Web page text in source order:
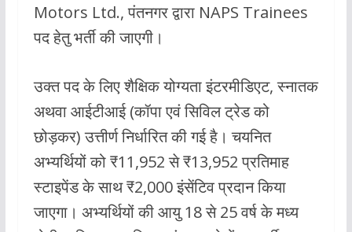
Motors Ltd., पंतनगर द्वारा NAPS Trainees
पद हेतु भर्ती की जाएगी।
उक्त पद के लिए शैक्षिक योग्यता इंटरमीडिएट, स्नातक
अथवा आईटीआई (कॉपा एवं सिविल ट्रेड को
छोड़कर) उत्तीर्ण निर्धारित की गई है। चयनित
अभ्यर्थियों को ₹11,952 से ₹13,952 प्रतिमाह
स्टाइपेंड के साथ ₹2,000 इंसेंटिव प्रदान किया
जाएगा। अभ्यर्थियों की आयु 18 से 25 वर्ष के मध्य